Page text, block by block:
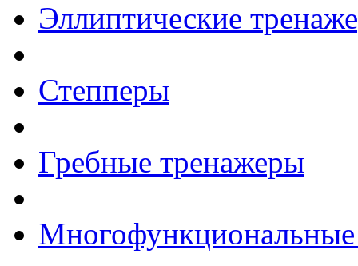
Эллиптические
Степперы
Гребные тренажеры